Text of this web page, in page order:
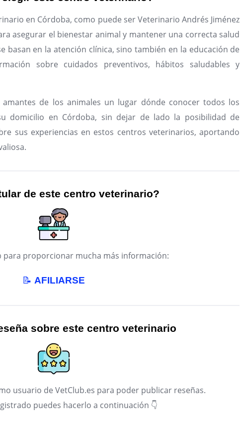
en Córdoba, como puede ser Veterinario Andrés Jiménez
asegurar el bienestar animal y mantener una correcta salud
basan en la atención clínica, sino también en la educación de
sobre cuidados preventivos, hábitos saludables y
de los animales un lugar dónde conocer todos los
domicilio en Córdoba, sin dejar de lado la posibilidad de
sus experiencias en estos centros veterinarios, aportando
de este centro veterinario?
para proporcionar mucha más información:
📝 AFILIARSE
sobre este centro veterinario
usuario de VetClub.es para poder publicar reseñas.
puedes hacerlo a continuación 👇